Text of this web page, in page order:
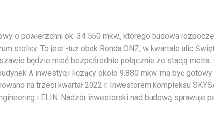
o powierzchni ok. 34 550 mkw., którego budowa
stolicy. To jest -tuż obok Ronda ONZ, w kwartale ulic
będzie mieć bezpośrednie połącznie ze stacją
A inwestycji liczący około 9.880 mkw. ma być
na trzeci kwartał 2022 r. Inwestorem kompleksu
i ELIN. Nadzór inwestorski nad budową sprawuje